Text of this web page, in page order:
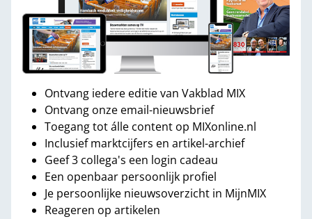
Ontvang iedere editie van Vakblad MIX
Ontvang onze email-nieuwsbrief
Toegang tot álle content op MIXonline.nl
Inclusief marktcijfers en artikel-archief
Geef 3 collega's een login cadeau
Een openbaar persoonlijk profiel
Je persoonlijke nieuwsoverzicht in MijnMIX
Reageren op artikelen